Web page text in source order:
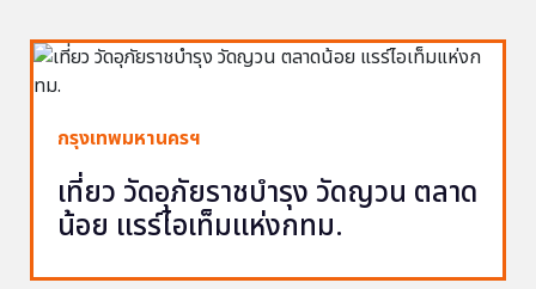
กรุงเทพมหานครฯ
เที่ยว วัดอุภัยราชบำรุง วัดญวน ตลาด
น้อย แรร์ไอเท็มแห่งกทม.